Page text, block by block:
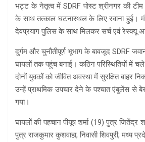
भट्ट के नेतृत्व में SDRF पोस्ट श्रीनगर की
के साथ तत्काल घटनास्थल के लिए रवाना हुई।
देवप्रयाग पुलिस के साथ मिलकर सर्च एवं रेस्क्यू
दुर्गम और चुनौतीपूर्ण भूभाग के बावजूद SDRF
घायलों तक पहुंच बनाई। कठिन परिस्थितियों में
दोनों युवकों को जीवित अवस्था में सुरक्षित बाहर
उन्हें प्राथमिक उपचार देने के पश्चात एंबुलेंस से
गया।
घायलों की पहचान पीयूष शर्मा (19) पुत्र जितेंद्र
पुत्र राजकुमार कुशवाहा, निवासी शिवपुरी, मध्य